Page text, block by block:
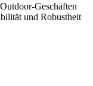
Geschäften
und Robustheit